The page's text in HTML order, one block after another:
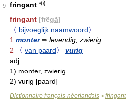
9
fringant
fringant [frẽgã]
〈 bijvoeglijk naamwoord〉
1 monter⇒ levendig, zwierig
2
〈 van paard〉
vurig
adj
1) monter, zwierig
2) vurig [paard]
Dictionnaire français-néerlandais > fringant